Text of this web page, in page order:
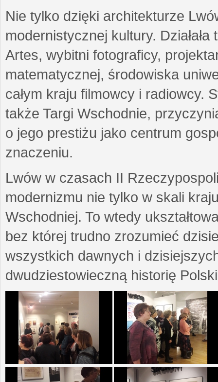
Nie tylko dzięki architekturze
modernistycznej kultury.
Artes, wybitni fotograficy,
matematycznej, środowiska
całym kraju filmowcy i radiowcy.
także Targi Wschodnie,
o jego prestiżu jako centrum
znaczeniu.
Lwów w czasach II
modernizmu nie tylko w skali
Wschodniej. To wtedy
bez której trudno zrozumieć
wszystkich dawnych i
dwudziestowieczną historię